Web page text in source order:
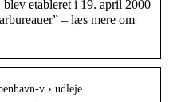
etableret i 19. april 2000
– læs mere om
v › udleje